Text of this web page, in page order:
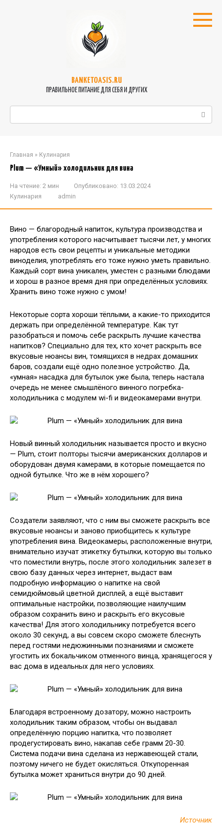
BANKETOASIS.RU
ПРАВИЛЬНОЕ ПИТАНИЕ ДЛЯ СЕБЯ И ДРУГИХ
Главная » Кулинария
Plum — «Умный» холодильник для вина
На чтение: 2 мин Опубликовано: 13.03.2024
Кулинария
admin
Вино — благородный напиток, культура производства и
употребления которого насчитывает тысячи лет, у многих
народов есть свои рецепты и уникальные методики
виноделия, употреблять его тоже нужно уметь правильно.
Каждый сорт вина уникален, уместен с разными блюдами
и хорош в разное время дня при определённых условиях.
Хранить вино тоже нужно с умом!
Некоторые сорта хороши тёплыми, а какие-то приходится
держать при определённой температуре. Как тут
разобраться и помочь себе раскрыть лучшие качества
напитков? Специально для тех, кто хочет раскрыть все
вкусовые нюансы вин, томящихся в недрах домашних
баров, создали ещё одно полезное устройство. Да,
«умная» насадка для бутылок уже была, теперь настала
очередь не менее смышлёного винного погребка-
холодильника с модулем wi-fi и видеокамерами внутри.
Новый винный холодильник называется просто и вкусно
— Plum, стоит полторы тысячи американских долларов и
оборудован двумя камерами, в которые помещается по
одной бутылке. Что же в нём хорошего?
Создатели заявляют, что с ним вы сможете раскрыть все
вкусовые нюансы и заново приобщитесь к культуре
употребления вина. Видеокамеры, расположенные внутри,
внимательно изучат этикетку бутылки, которую вы только
что поместили внутрь, после этого холодильник залезет в
свою базу данных через интернет, выдаст вам
подробную информацию о напитке на свой
семидюймовый цветной дисплей, а ещё выставит
оптимальные настройки, позволяющие наилучшим
образом сохранить вино и раскрыть его вкусовые
качества! Для этого холодильнику потребуется всего
около 30 секунд, а вы совсем скоро сможете блеснуть
перед гостями недюжинными познаниями и сможете
угостить их бокальчиком отменного винца, хранящегося у
вас дома в идеальных для него условиях.
Благодаря встроенному дозатору, можно настроить
холодильник таким образом, чтобы он выдавал
определённую порцию напитка, что позволяет
продегустировать вино, накапав себе грамм 20-30.
Система подачи вина сделана из нержавеющей стали,
поэтому ничего не будет окисляться. Откупоренная
бутылка может храниться внутри до 90 дней.
Источник